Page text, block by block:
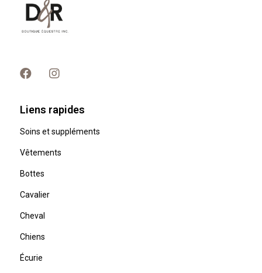
Liens rapides
Soins et suppléments
Vêtements
Bottes
Cavalier
Cheval
Chiens
Écurie